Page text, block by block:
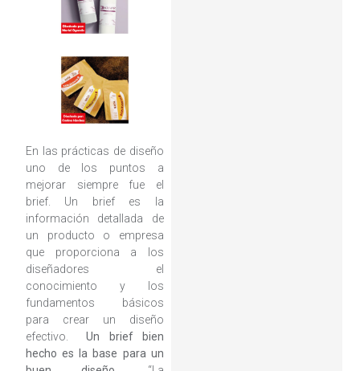
En las prácticas de diseño
uno de los puntos a
mejorar siempre fue el
brief. Un brief es la
información detallada de
un producto o empresa
que proporciona a los
diseñadores el
conocimiento y los
fundamentos básicos
para crear un diseño
efectivo.Un brief bien
hecho es la base para un